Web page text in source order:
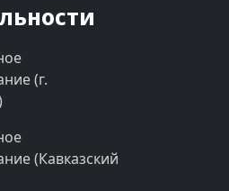
(г.
(Кавказский